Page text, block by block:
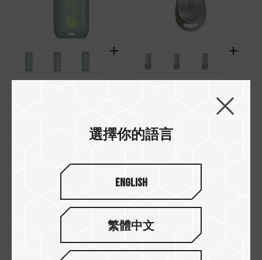
選擇你的語言
English
繁體中文